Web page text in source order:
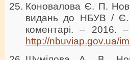
Коновалова Є. П. Нові
видань до НБУВ / Є.
коментарі. –
http://nbuviap.gov.ua/